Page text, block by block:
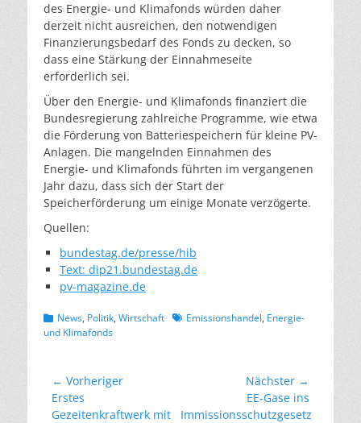
des Energie- und Klimafonds würden daher
derzeit nicht ausreichen, den notwendigen
Finanzierungsbedarf des Fonds zu decken, so
dass eine Stärkung der Einnahmeseite
erforderlich sei.
Über den Energie- und Klimafonds finanziert die
Bundesregierung zahlreiche Programme, wie etwa
die Förderung von Batteriespeichern für kleine PV-
Anlagen. Die mangelnden Einnahmen des
Energie- und Klimafonds führten im vergangenen
Jahr dazu, dass sich der Start der
Speicherförderung um einige Monate verzögerte.
Quellen:
bundestag.de/presse/hib
Text: dip21.bundestag.de
pv-magazine.de
Kategorien
News, Politik, Wirtschaft Schlagworte
Emissionshandel, Energie-
und Klimafonds
Beitragsnavigation
← Vorheriger
Vorheriger
Beitrag:
Erstes
Gezeitenkraftwerk mit
Nächster →
Beitrag:
EE-Gase ins
Immissionsschutzgesetz